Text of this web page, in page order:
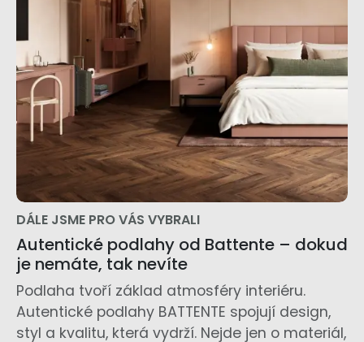
DÁLE JSME PRO VÁS VYBRALI
Autentické podlahy od Battente – dokud
je nemáte, tak nevíte
Podlaha tvoří základ atmosféry interiéru.
Autentické podlahy BATTENTE spojují design,
styl a kvalitu, která vydrží. Nejde jen o materiál,